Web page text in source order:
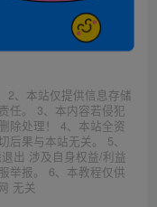
2、本站仅提供信息存储
任。 3、本内容若侵犯
除处理！ 4、本站全资
果与本站无关。 5、
出 涉及自身权益/利益
举报。 6、本教程仅供
无关